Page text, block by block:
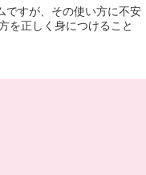
ですが、その使い方に不安
を正しく身につけること